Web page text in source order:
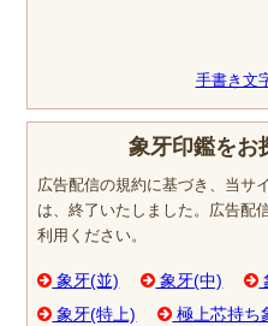
手書き文
象牙印鑑をお
広告配信の規約に基づき、当サ
は、終了いたしました。広告配
利用ください。
象牙(並) 象牙(中)
象牙(特上)
極上芯持ち